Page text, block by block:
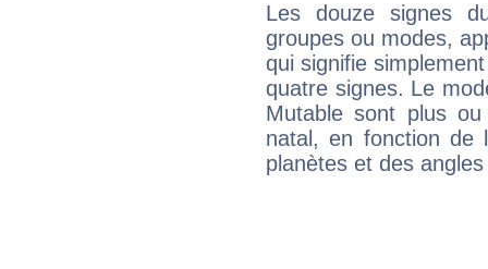
Les douze signes
groupes ou modes,
qui signifie
quatre signes. Le
Mutable sont plus
natal, en fonction de
planètes et des